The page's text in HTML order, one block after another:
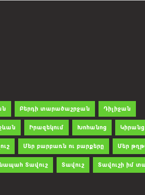
Բերդի տարածաշրջան Դիլիջան
Իրազեկում Խոհանոց Կիրանց
Մեր բարբառն ու բարքերը Մեր
Տավուշ Տավուշ Տավուշի իմ